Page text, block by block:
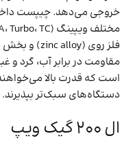
مقاومت در برابر آب، گرد و
است که قدرت بالا
دستگاه‌های سبک‌تر بپذیرند.
ال 200 گیک ویپ